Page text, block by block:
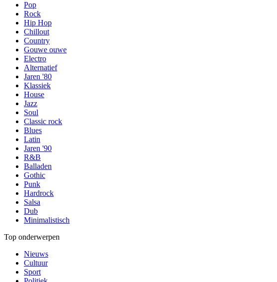
Pop
Rock
Hip Hop
Chillout
Country
Gouwe ouwe
Electro
Alternatief
Jaren '80
Klassiek
House
Jazz
Soul
Classic rock
Blues
Latin
Jaren '90
R&B
Balladen
Gothic
Punk
Hardrock
Salsa
Dub
Minimalistisch
Top onderwerpen
Nieuws
Cultuur
Sport